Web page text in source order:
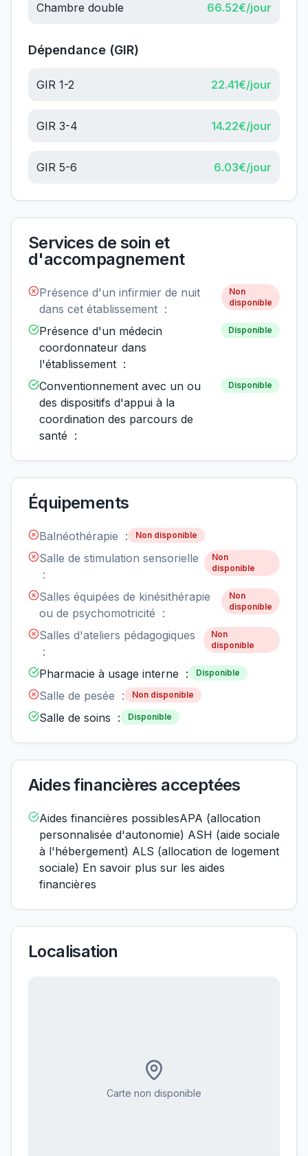
Chambre double 66.52€/jour
Dépendance (GIR)
GIR 1-2 22.41€/jour
GIR 3-4 14.22€/jour
GIR 5-6 6.03€/jour
Services de soin et
d'accompagnement
Présence d'un infirmier de nuit
dans cet établissement :
Non
disponible
Présence d'un médecin
coordonnateur dans
l'établissement :
Disponible
Conventionnement avec un ou
des dispositifs d'appui à la
coordination des parcours de
santé :
Disponible
Équipements
Balnéothérapie : Non disponible
Salle de stimulation sensorielle
:
Non
disponible
Salles équipées de kinésithérapie
ou de psychomotricité :
Non
disponible
Salles d'ateliers pédagogiques
:
Non
disponible
Pharmacie à usage interne : Disponible
Salle de pesée : Non disponible
Salle de soins : Disponible
Aides financières acceptées
Aides financières possiblesAPA (allocation
personnalisée d'autonomie) ASH (aide sociale
à l'hébergement) ALS (allocation de logement
sociale) En savoir plus sur les aides
financières
Localisation
Carte non disponible